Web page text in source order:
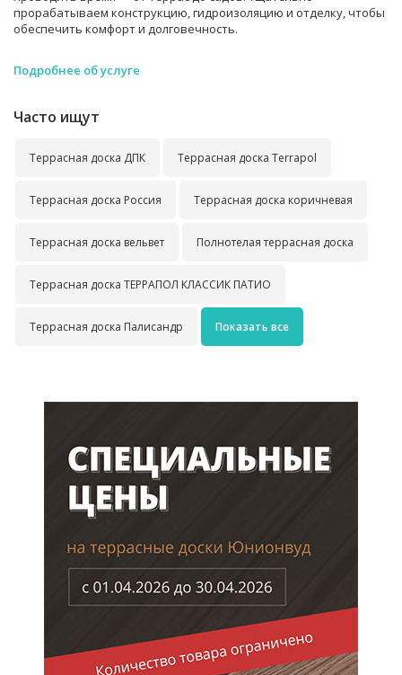
прорабатываем конструкцию, гидроизоляцию и отделку, чтобы
обеспечить комфорт и долговечность.
Подробнее об услуге
Часто ищут
Террасная доска ДПК Террасная доска Terrapol
Террасная доска Россия Террасная доска коричневая
Террасная доска вельвет Полнотелая террасная доска
Террасная доска ТЕРРАПОЛ КЛАССИК ПАТИО
Террасная доска Палисандр Показать все